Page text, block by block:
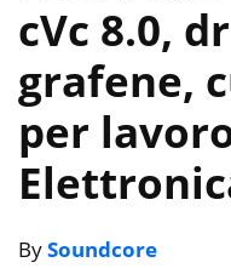
cVc 8.0,
grafene,
per
BySoundcore